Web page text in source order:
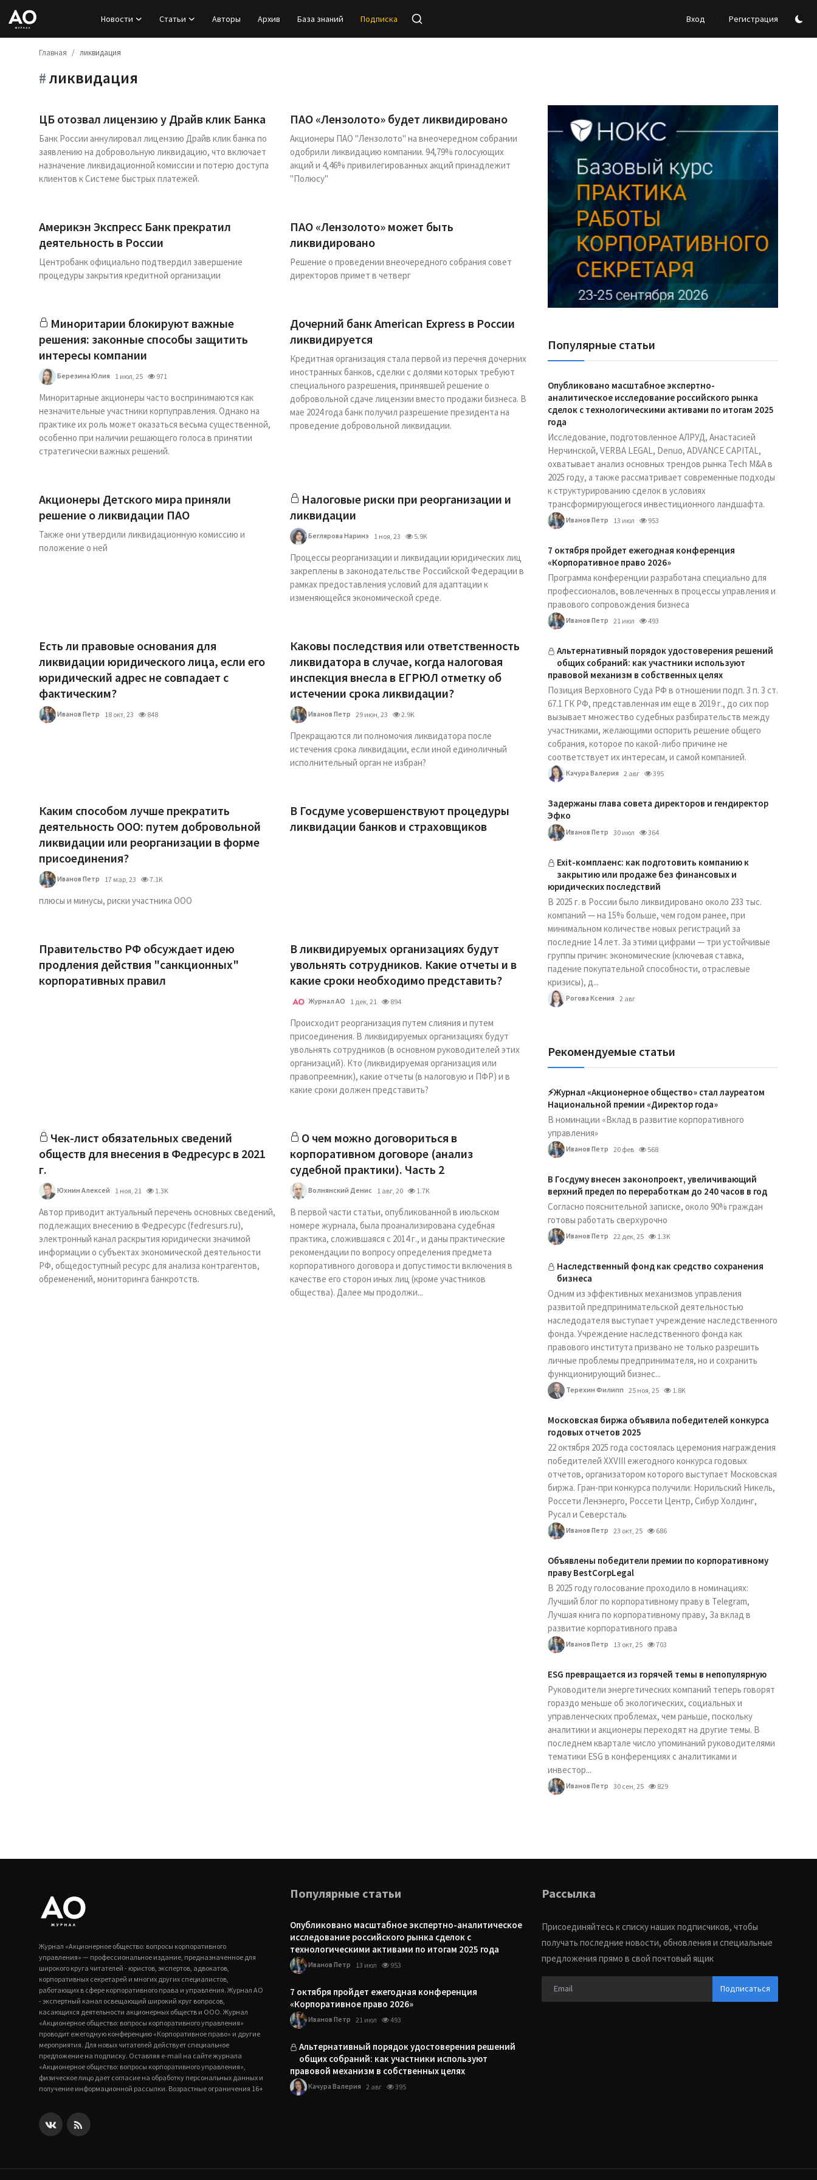
Новости Статьи Авторы Архив База знаний Подписка Вход Регистрация
Регистрация
Новости
Статьи
Авторы
База знаний
Подписка
Главная ликвидация
#ликвидация
ЦБ отозвал лицензию у Драйв клик Банка
Банк России аннулировал лицензию Драйв клик банка по
заявлению на добровольную ликвидацию, что включает
назначение ликвидационной комиссии и потерю доступа
клиентов к Системе быстрых платежей.
ПАО «Лензолото» будет ликвидировано
Акционеры ПАО "Лензолото" на внеочередном собрании
одобрили ликвидацию компании. 94,79% голосующих
акций и 4,46% привилегированных акций принадлежит
"Полюсу"
Америкэн Экспресс Банк прекратил
деятельность в России
Центробанк официально подтвердил завершение
процедуры закрытия кредитной организации
ПАО «Лензолото» может быть
ликвидировано
Решение о проведении внеочередного собрания совет
директоров примет в четверг
Миноритарии блокируют важные
решения: законные способы защитить
интересы компании
Березина Юлия 1 июл, 25 971
Миноритарные акционеры часто воспринимаются как
незначительные участники корпуправления. Однако на
практике их роль может оказаться весьма существенной,
особенно при наличии решающего голоса в принятии
стратегически важных решений.
Дочерний банк American Express в России
ликвидируется
Кредитная организация стала первой из перечня дочерних
иностранных банков, сделки с долями которых требуют
специального разрешения, принявшей решение о
добровольной сдаче лицензии вместо продажи бизнеса. В
мае 2024 года банк получил разрешение президента на
проведение добровольной ликвидации.
Акционеры Детского мира приняли
решение о ликвидации ПАО
Также они утвердили ликвидационную комиссию и
положение о ней
Налоговые риски при реорганизации и
ликвидации
Беглярова Наринэ 1 ноя, 23 5.9K
Процессы реорганизации и ликвидации юридических лиц
закреплены в законодательстве Российской Федерации в
рамках предоставления условий для адаптации к
изменяющейся экономической среде.
Есть ли правовые основания для
ликвидации юридического лица, если его
юридический адрес не совпадает с
фактическим?
Иванов Петр 18 окт, 23 848
Каковы последствия или ответственность
ликвидатора в случае, когда налоговая
инспекция внесла в ЕГРЮЛ отметку об
истечении срока ликвидации?
Иванов Петр 29 июн, 23 2.9K
Прекращаются ли полномочия ликвидатора после
истечения срока ликвидации, если иной единоличный
исполнительный орган не избран?
Каким способом лучше прекратить
деятельность ООО: путем добровольной
ликвидации или реорганизации в форме
присоединения?
Иванов Петр 17 мар, 23 7.1K
плюсы и минусы, риски участника ООО
В Госдуме усовершенствуют процедуры
ликвидации банков и страховщиков
Правительство РФ обсуждает идею
продления действия "санкционных"
корпоративных правил
В ликвидируемых организациях будут
увольнять сотрудников. Какие отчеты и в
какие сроки необходимо представить?
Журнал АО 1 дек, 21 894
Происходит реорганизация путем слияния и путем
присоединения. В ликвидируемых организациях будут
увольнять сотрудников (в основном руководителей этих
организаций). Кто (ликвидируемая организация или
правопреемник), какие отчеты (в налоговую и ПФР) и в
какие сроки должен представить?
Чек-лист обязательных сведений
обществ для внесения в Федресурс в 2021
г.
Юхнин Алексей 1 ноя, 21 1.3K
Автор приводит актуальный перечень основных сведений,
подлежащих внесению в Федресурс (fedresurs.ru),
электронный канал раскрытия юридически значимой
информации о субъектах экономической деятельности
РФ, общедоступный ресурс для анализа контрагентов,
обременений, мониторинга банкротств.
О чем можно договориться в
корпоративном договоре (анализ
судебной практики). Часть 2
Волнянский Денис 1 авг, 20 1.7K
В первой части статьи, опубликованной в июльском
номере журнала, была проанализирована судебная
практика, сложившаяся с 2014 г., и даны практические
рекомендации по вопросу определения предмета
корпоративного договора и допустимости включения в
качестве его сторон иных лиц (кроме участников
общества). Далее мы продолжи...
Реклама Ассоциации "НОКС", ИНН 7709980401, ERID:2SDnjdY5NTb
Популярные статьи
Опубликовано масштабное экспертно-
аналитическое исследование российского рынка
сделок с технологическими активами по итогам 2025
года
Исследование, подготовленное АЛРУД, Анастасией
Нерчинской, VERBA LEGAL, Denuo, ADVANCE CAPITAL,
охватывает анализ основных трендов рынка Tech M&A в
2025 году, а также рассматривает современные подходы
к структурированию сделок в условиях
трансформирующегося инвестиционного ландшафта.
Иванов Петр 13 июл 953
7 октября пройдет ежегодная конференция
«Корпоративное право 2026»
Программа конференции разработана специально для
профессионалов, вовлеченных в процессы управления и
правового сопровождения бизнеса
Иванов Петр 21 июл 493
Альтернативный порядок удостоверения решений
общих собраний: как участники используют
правовой механизм в собственных целях
Позиция Верховного Суда РФ в отношении подп. 3 п. 3 ст.
67.1 ГК РФ, представленная им еще в 2019 г., до сих пор
вызывает множество судебных разбирательств между
участниками, желающими оспорить решение общего
собрания, которое по какой-либо причине не
соответствует их интересам, и самой компанией.
Качура Валерия 2 авг 395
Задержаны глава совета директоров и гендиректор
Эфко
Иванов Петр 30 июл 364
Exit-комплаенс: как подготовить компанию к
закрытию или продаже без финансовых и
юридических последствий
В 2025 г. в России было ликвидировано около 233 тыс.
компаний — на 15% больше, чем годом ранее, при
минимальном количестве новых регистраций за
последние 14 лет. За этими цифрами — три устойчивые
группы причин: экономические (ключевая ставка,
падение покупательной способности, отраслевые
кризисы), д...
Рогова Ксения 2 авг
Рекомендуемые статьи
⚡️Журнал «Акционерное общество» стал лауреатом
Национальной премии «Директор года»
В номинации «Вклад в развитие корпоративного
управления»
Иванов Петр 20 фев 568
В Госдуму внесен законопроект, увеличивающий
верхний предел по переработкам до 240 часов в год
Согласно пояснительной записке, около 90% граждан
готовы работать сверхурочно
Иванов Петр 22 дек, 25 1.3K
Наследственный фонд как средство сохранения
бизнеса
Одним из эффективных механизмов управления
развитой предпринимательской деятельностью
наследодателя выступает учреждение наследственного
фонда. Учреждение наследственного фонда как
правового института призвано не только разрешить
личные проблемы предпринимателя, но и сохранить
функционирующий бизнес...
Терехин Филипп 25 ноя, 25 1.8K
Московская биржа объявила победителей конкурса
годовых отчетов 2025
22 октября 2025 года состоялась церемония награждения
победителей XXVIII ежегодного конкурса годовых
отчетов, организатором которого выступает Московская
биржа. Гран-при конкурса получили: Норильский Никель,
Россети Ленэнерго, Россети Центр, Сибур Холдинг,
Русал и Северсталь
Иванов Петр 23 окт, 25 686
Объявлены победители премии по корпоративному
праву BestCorpLegal
В 2025 году голосование проходило в номинациях:
Лучший блог по корпоративному праву в Telegram,
Лучшая книга по корпоративному праву, За вклад в
развитие корпоративного права
Иванов Петр 13 окт, 25 703
ESG превращается из горячей темы в непопулярную
Руководители энергетических компаний теперь говорят
гораздо меньше об экологических, социальных и
управленческих проблемах, чем раньше, поскольку
аналитики и акционеры переходят на другие темы. В
последнем квартале число упоминаний руководителями
тематики ESG в конференциях с аналитиками и
инвестор...
Иванов Петр 30 сен, 25 829
Журнал «Акционерное общество: вопросы корпоративного
управления» — профессиональное издание, предназначенное для
широкого круга читателей - юристов, экспертов, адвокатов,
корпоративных секретарей и многих других специалистов,
работающих в сфере корпоративного права и управления. Журнал АО
- экспертный канал освещающий широкий круг вопросов,
касающихся деятельности акционерных обществ и ООО. Журнал
«Акционерное общество: вопросы корпоративного управления»
проводит ежегодную конференцию «Корпоративное право» и другие
мероприятия. Для новых читателей действует специальное
предложение на подписку. Оставляя e-mail на сайте журнала
«Акционерное общество: вопросы корпоративного управления»,
физическое лицо дает согласие на обработку персональных данных и
получение информационной рассылки. Возрастные ограничения 16+
Популярные статьи
Опубликовано масштабное экспертно-аналитическое
исследование российского рынка сделок с
технологическими активами по итогам 2025 года
Иванов Петр 13 июл 953
7 октября пройдет ежегодная конференция
«Корпоративное право 2026»
Иванов Петр 21 июл 493
Альтернативный порядок удостоверения решений
общих собраний: как участники используют
правовой механизм в собственных целях
Качура Валерия 2 авг 395
Рассылка
Присоединяйтесь к списку наших подписчиков, чтобы
получать последние новости, обновления и специальные
предложения прямо в свой почтовый ящик
Подписаться